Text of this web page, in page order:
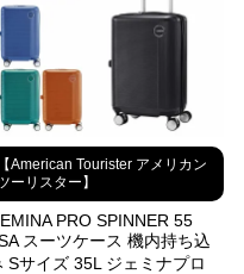
【American Tourister アメリカン
ーリスター】
PRO SPINNER 55
スーツケース 機内持ち込
Sサイズ 35L ジェミナプロ